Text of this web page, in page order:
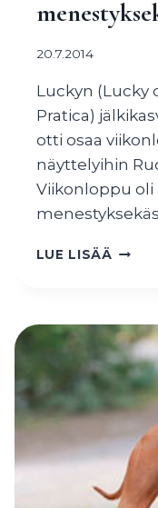
20.7.2014
Luckyn (Lucky
Pratica)
otti osaa
näyttelyihin
Viikonloppu
LUE LISÄÄ